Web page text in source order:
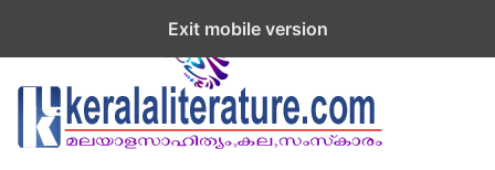
Exit mobile version